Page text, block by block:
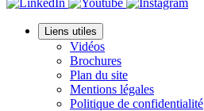
Liens utiles
Vidéos
Brochures
Plan du site
Mentions légales
Politique de confidentialité